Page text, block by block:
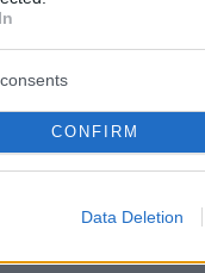
CONFIRM
Data Deletion
του
της